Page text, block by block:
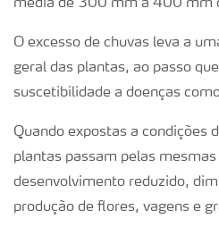
média de 300 mm a 400 mm
O excesso de chuvas leva a
geral das plantas, ao passo
suscetibilidade a doenças
Quando expostas a condições
plantas passam pelas
desenvolvimento reduzido,
produção de flores, vagens e